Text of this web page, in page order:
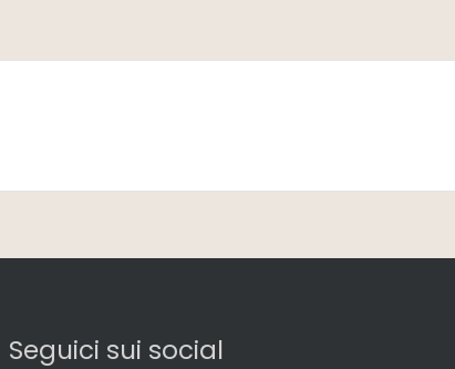
Seguici sui social